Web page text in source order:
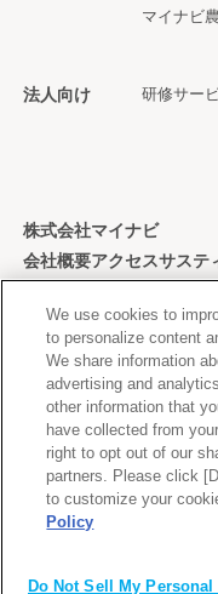
マイナビ
法人向け 研修サー
株式会社マイナビ
会社概要アクセスサステ
We use cookies to
to personalize content
We share information
advertising and
other information that
have collected from
right to opt out of our
partners. Please click
to customize your
Policy
Do Not Sell My